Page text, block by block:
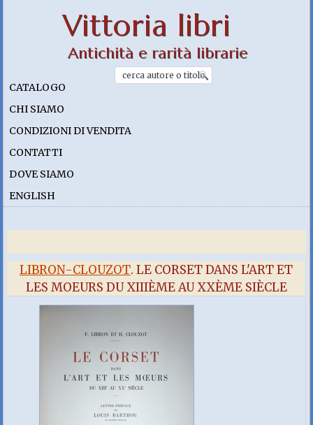
Vittoria libri
Antichità e rarità librarie
CATALOGO
CHI SIAMO
CONDIZIONI DI VENDITA
CONTATTI
DOVE SIAMO
ENGLISH
LIBRON-CLOUZOT. LE CORSET DANS L'ART ET
LES MOEURS DU XIIIÈME AU XXÈME SIÈCLE